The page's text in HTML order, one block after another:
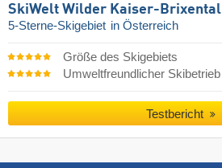
SkiWelt Wilder Kaiser-Brixental
5-Sterne-Skigebiet in Österreich
Größe des Skigebiets
Umweltfreundlicher Skibetrieb
Testbericht